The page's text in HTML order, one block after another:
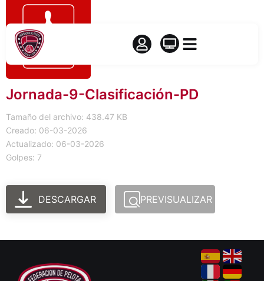
Jornada-9-Clasificación-PD
Tamaño del archivo: 438.47 KB
Creado: 06-03-2026
Actualizado: 06-03-2026
Golpes: 7
DESCARGAR PREVISUALIZAR